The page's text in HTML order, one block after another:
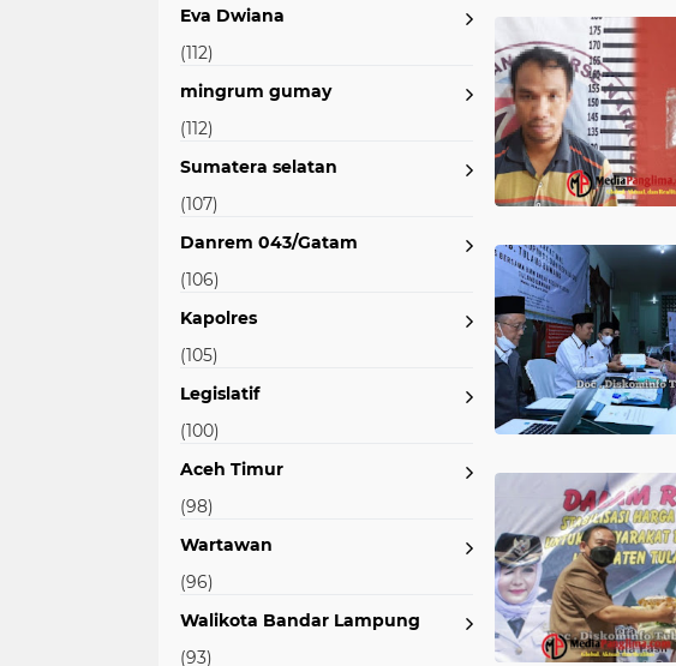
Eva Dwiana
(112)
mingrum gumay
(112)
Sumatera selatan
(107)
Danrem 043/Gatam
(106)
Kapolres
(105)
Legislatif
(100)
Aceh Timur
(98)
Wartawan
(96)
Walikota Bandar Lampung
(93)